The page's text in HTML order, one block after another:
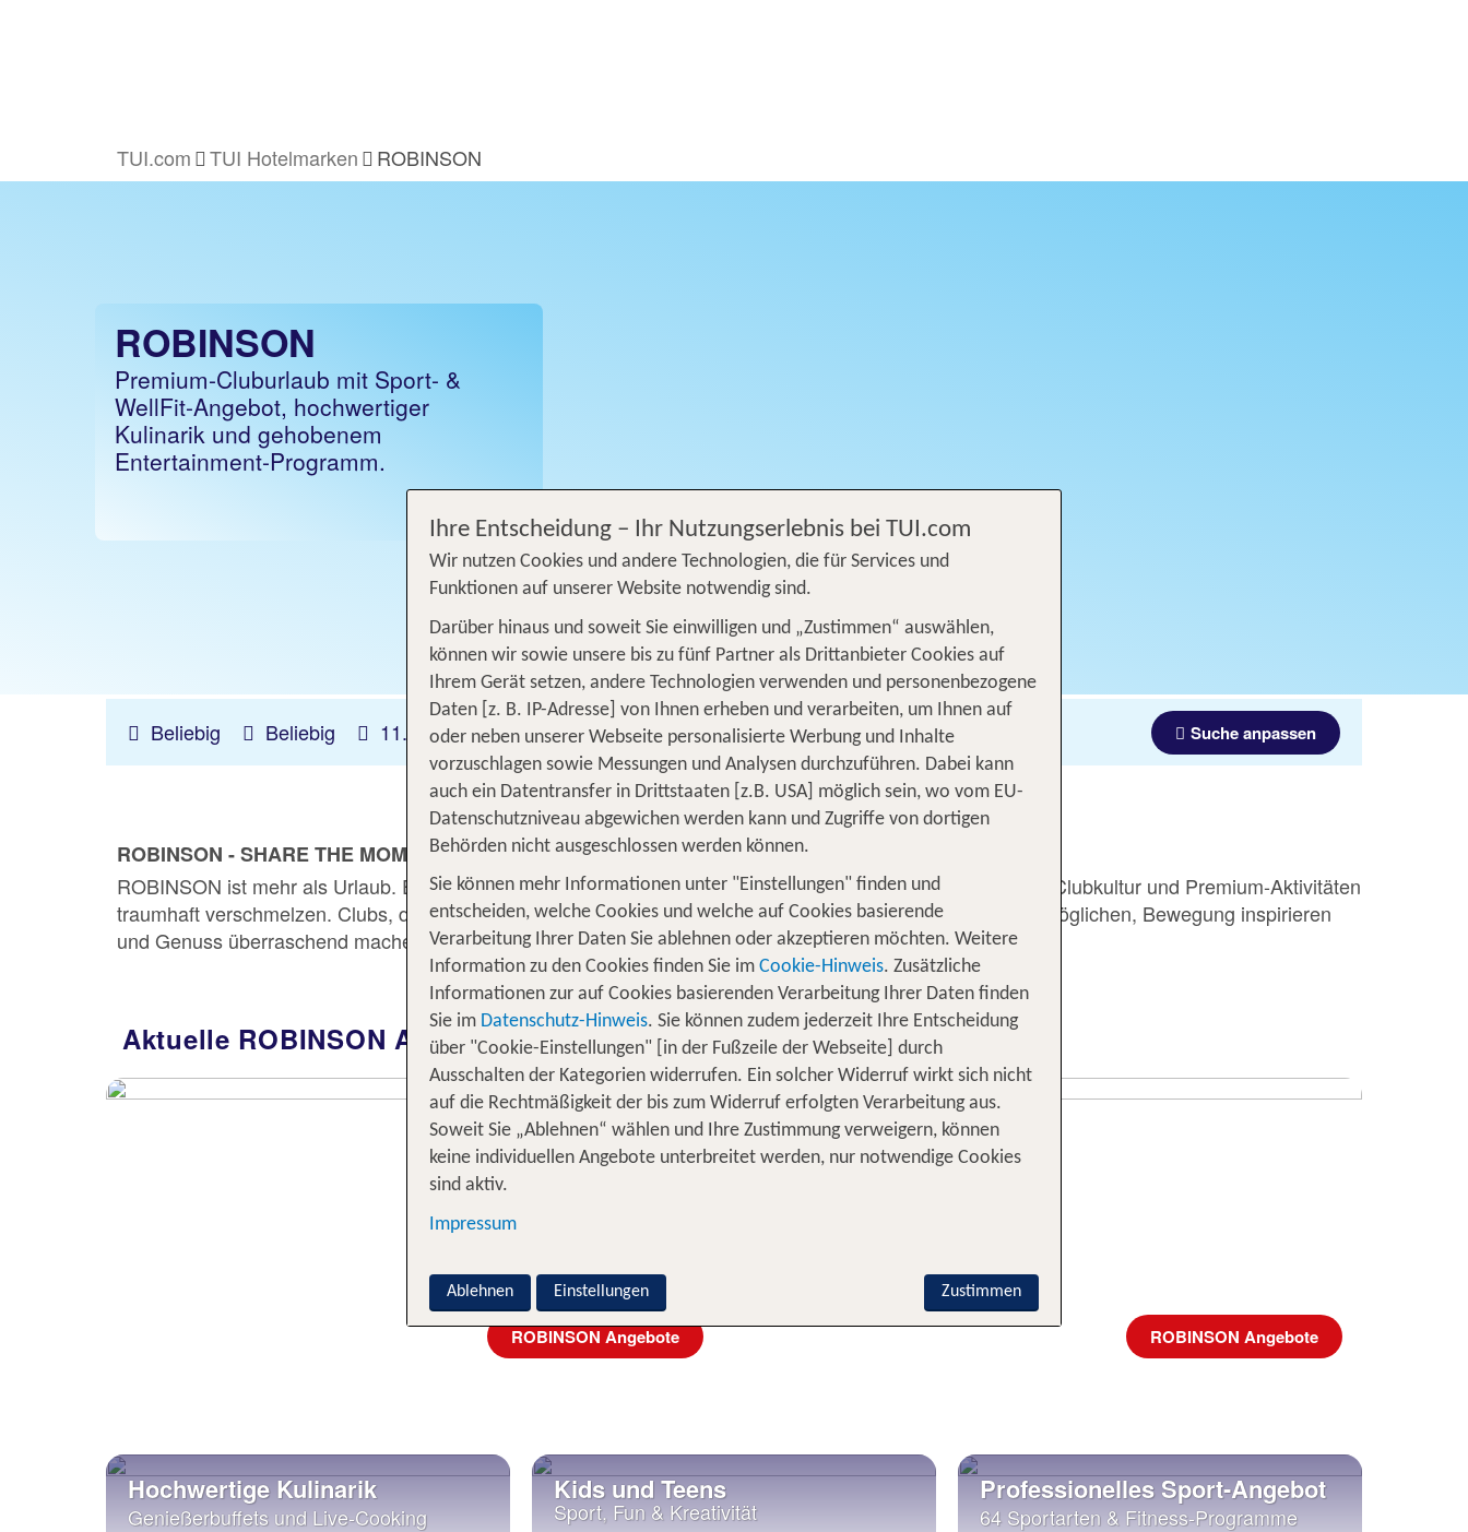
TUI.com TUI Hotelmarken ROBINSON
ROBINSON
Premium-Cluburlaub mit Sport- &
WellFit-Angebot, hochwertiger
Kulinarik und gehobenem
Entertainment-Programm.
Beliebig Beliebig 11.08.2026 -08.08.2027 1 Woche 2 Erwachsene Suche anpassen
ROBINSON - SHARE THE MOMENT
ROBINSON ist mehr als Urlaub. Es ist dein Gefühl anzukommen. An einem Ort, wo feine Kulinarik, gelebte Clubkultur und Premium-Aktivitäten
traumhaft verschmelzen. Clubs, die nicht bloß Hotels sind, sondern Lebensräume. Orte, die Begegnung ermöglichen, Bewegung inspirieren
und Genuss überraschend machen. Feel the ROBINSON EFFECT.
Aktuelle ROBINSON Angebote
ROBINSON Angebote ROBINSON Angebote
Hochwertige Kulinarik
Genießerbuffets und Live-Cooking
Kids und Teens
Sport, Fun & Kreativität
Professionelles Sport-Angebot
64 Sportarten & Fitness-Programme
Ihre Entscheidung – Ihr Nutzungserlebnis bei TUI.com
Wir nutzen Cookies und andere Technologien, die für Services und
Funktionen auf unserer Website notwendig sind.
Darüber hinaus und soweit Sie einwilligen und „Zustimmen“ auswählen,
können wir sowie unsere bis zu fünf Partner als Drittanbieter Cookies auf
Ihrem Gerät setzen, andere Technologien verwenden und personenbezogene
Daten [z. B. IP-Adresse] von Ihnen erheben und verarbeiten, um Ihnen auf
oder neben unserer Webseite personalisierte Werbung und Inhalte
vorzuschlagen sowie Messungen und Analysen durchzuführen. Dabei kann
auch ein Datentransfer in Drittstaaten [z.B. USA] möglich sein, wo vom EU-
Datenschutzniveau abgewichen werden kann und Zugriffe von dortigen
Behörden nicht ausgeschlossen werden können.
Sie können mehr Informationen unter "Einstellungen" finden und
entscheiden, welche Cookies und welche auf Cookies basierende
Verarbeitung Ihrer Daten Sie ablehnen oder akzeptieren möchten. Weitere
Information zu den Cookies finden Sie im Cookie-Hinweis. Zusätzliche
Informationen zur auf Cookies basierenden Verarbeitung Ihrer Daten finden
Sie im Datenschutz-Hinweis. Sie können zudem jederzeit Ihre Entscheidung
über "Cookie-Einstellungen" [in der Fußzeile der Webseite] durch
Ausschalten der Kategorien widerrufen. Ein solcher Widerruf wirkt sich nicht
auf die Rechtmäßigkeit der bis zum Widerruf erfolgten Verarbeitung aus.
Soweit Sie „Ablehnen“ wählen und Ihre Zustimmung verweigern, können
keine individuellen Angebote unterbreitet werden, nur notwendige Cookies
sind aktiv.
Impressum
Zustimmen
Ablehnen Einstellungen